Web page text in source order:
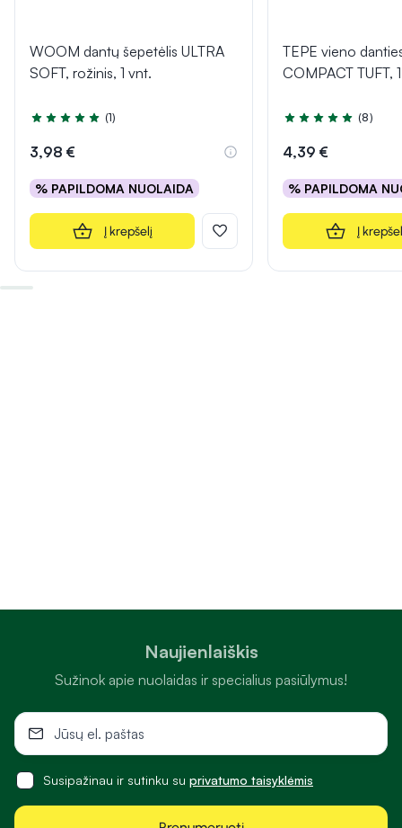
WOOM dantų šepetėlis ULTRA
SOFT, rožinis, 1 vnt.
Įvertinimas 5.0 iš 5
(1)
3,98 €
% PAPILDOMA NUOLAIDA
Į krepšelį
TEPE vieno
COMPACT TUFT,
Įvertinimas 4.6 iš 5
(8)
4,39 €
% PAPILDOMA
Į
Naujienlaiškis
Sužinok apie nuolaidas ir specialius pasiūlymus!
Susipažinau ir sutinku su privatumo taisyklėmis